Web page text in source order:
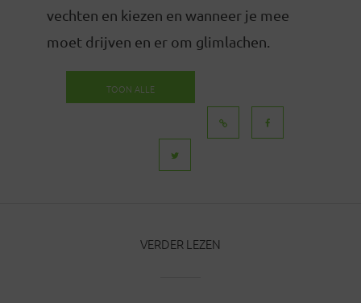
vechten en kiezen en wanneer je mee
moet drijven en er om glimlachen.
TOON ALLE
VERDER LEZEN